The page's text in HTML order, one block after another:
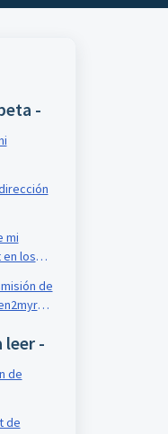
-
mi
los
de
leer -
de
de